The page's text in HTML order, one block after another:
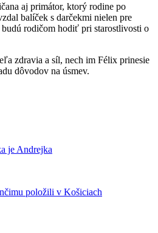
aj primátor, ktorý rodine po
balíček s darčekmi nielen pre
rodičom hodiť pri starostlivosti o
zdravia a síl, nech im Félix prinesie
dôvodov na úsmev.
je Andrejka
položili v Košiciach